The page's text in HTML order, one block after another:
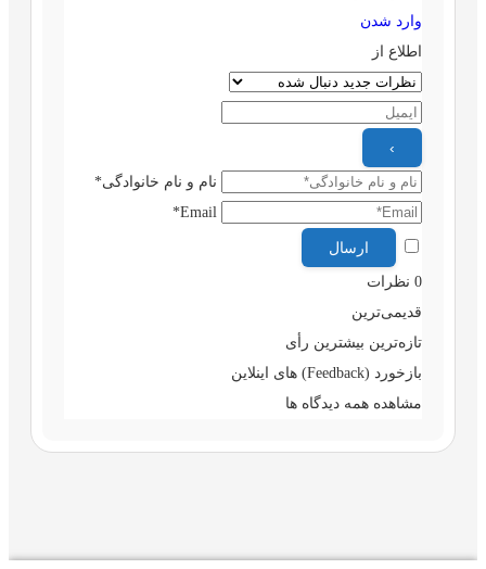
وارد شدن
اطلاع از
نام و نام خانوادگی*
Email*
0 نظرات
قدیمی‌ترین
تازه‌ترین بیشترین رأی
بازخورد (Feedback) های اینلاین
مشاهده همه دیدگاه ها